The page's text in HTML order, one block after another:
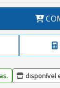
disponível